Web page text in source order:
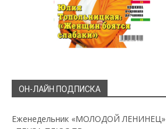
ОН-ЛАЙН ПОДПИСКА
Еженедельник «МОЛОДОЙ ЛЕНИНЕЦ»